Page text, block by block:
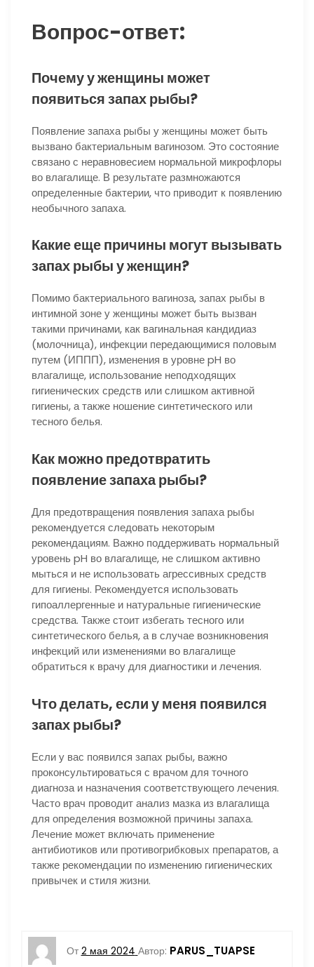
Вопрос-ответ:
Почему у женщины может
появиться запах рыбы?
Появление запаха рыбы у женщины может быть
вызвано бактериальным вагинозом. Это состояние
связано с неравновесием нормальной микрофлоры
во влагалище. В результате размножаются
определенные бактерии, что приводит к появлению
необычного запаха.
Какие еще причины могут вызывать
запах рыбы у женщин?
Помимо бактериального вагиноза, запах рыбы в
интимной зоне у женщины может быть вызван
такими причинами, как вагинальная кандидиаз
(молочница), инфекции передающимися половым
путем (ИППП), изменения в уровне pH во
влагалище, использование неподходящих
гигиенических средств или слишком активной
гигиены, а также ношение синтетического или
тесного белья.
Как можно предотвратить
появление запаха рыбы?
Для предотвращения появления запаха рыбы
рекомендуется следовать некоторым
рекомендациям. Важно поддерживать нормальный
уровень pH во влагалище, не слишком активно
мыться и не использовать агрессивных средств
для гигиены. Рекомендуется использовать
гипоаллергенные и натуральные гигиенические
средства. Также стоит избегать тесного или
синтетического белья, а в случае возникновения
инфекций или изменениями во влагалище
обратиться к врачу для диагностики и лечения.
Что делать, если у меня появился
запах рыбы?
Если у вас появился запах рыбы, важно
проконсультироваться с врачом для точного
диагноза и назначения соответствующего лечения.
Часто врач проводит анализ мазка из влагалища
для определения возможной причины запаха.
Лечение может включать применение
антибиотиков или противогрибковых препаратов, а
также рекомендации по изменению гигиенических
привычек и стиля жизни.
От 2 мая 2024 Автор: PARUS_TUAPSE